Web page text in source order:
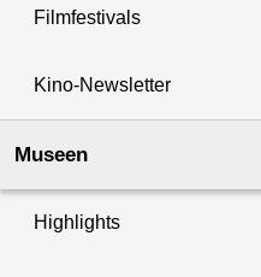
Filmfestivals
Kino-Newsletter
Museen
Highlights